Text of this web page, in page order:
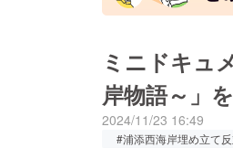
ミニドキュ
岸物語～」
2024/11/23 16:49
#浦添西海岸埋め立て